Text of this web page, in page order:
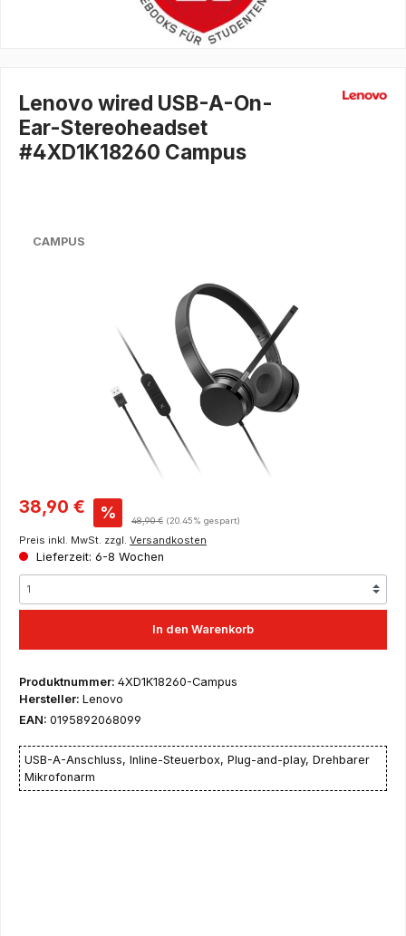
Lenovo wired USB-A-On-
Ear-Stereoheadset
#4XD1K18260 Campus
CAMPUS
Verkaufspreis:
38,90 € % Regulärer Preis:
48,90 € (20.45% gespart)
Preis inkl. MwSt. zzgl. Versandkosten
Lieferzeit: 6-8 Wochen
In den Warenkorb
Produktnummer: 4XD1K18260-Campus
Hersteller: Lenovo
EAN: 0195892068099
USB-A-Anschluss, Inline-Steuerbox, Plug-and-play, Drehbarer
Mikrofonarm